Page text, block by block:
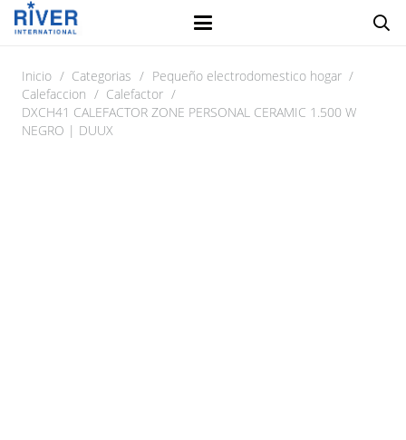
Inicio / Categorias / Pequeño electrodomestico hogar /
Calefaccion / Calefactor /
DXCH41 CALEFACTOR ZONE PERSONAL CERAMIC 1.500 W
NEGRO | DUUX